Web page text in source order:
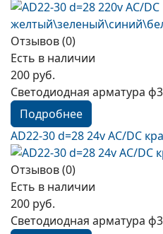
Отзывов (0)
Есть в наличии
200 руб.
Светодиодная арматура
Подробнее
AD22-30 d=28 24v AC/DC
Отзывов (0)
Есть в наличии
200 руб.
Светодиодная арматура